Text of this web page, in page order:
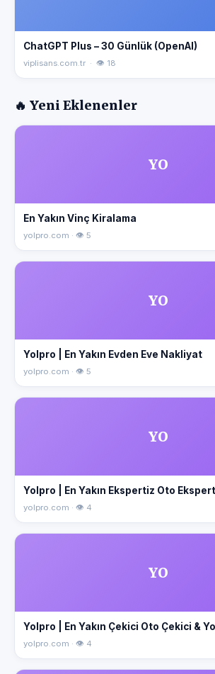
ChatGPT Plus – 30 Günlük (OpenAI)
viplisans.com.tr · 👁 18
🔥 Yeni Eklenenler
YO
En Yakın Vinç Kiralama
yolpro.com · 👁 5
YO
Yolpro | En Yakın Evden Eve Nakliyat
yolpro.com · 👁 5
YO
Yolpro | En Yakın Ekspertiz Oto
yolpro.com · 👁 4
YO
Yolpro | En Yakın Çekici Oto Çekici &
yolpro.com · 👁 4